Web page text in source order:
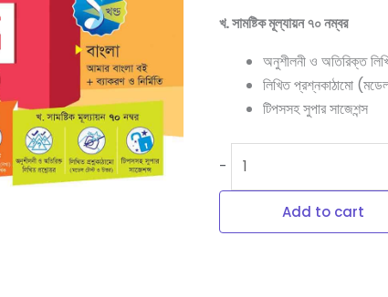
খ. সামষ্টিক মূল্যায়ন ৭০ নম্বর
অনুশীলনী ও অতিরিক্ত
লিখিত প্রশ্নকাঠামো
টিপসসহ সুপার সাজেশন্স
-
Add to cart